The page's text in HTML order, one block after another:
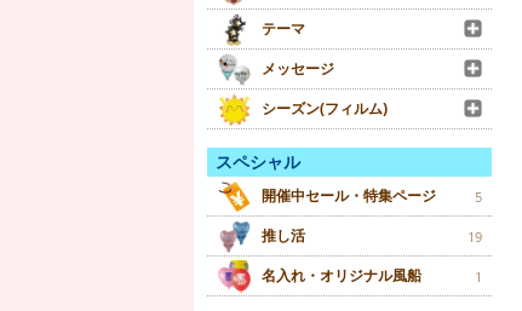
テーマ
メッセージ
シーズン(フィルム)
スペシャル
開催中セール・特集ページ 5
推し活 19
名入れ・オリジナル風船 1